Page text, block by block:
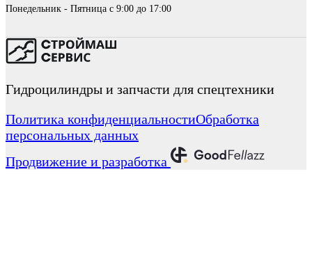
Понедельник - Пятница с 9:00 до 17:00
Гидроцилиндры и запчасти для спецтехники
Политика конфиденциальностиОбработка
персональных данных
Продвижение и разработка